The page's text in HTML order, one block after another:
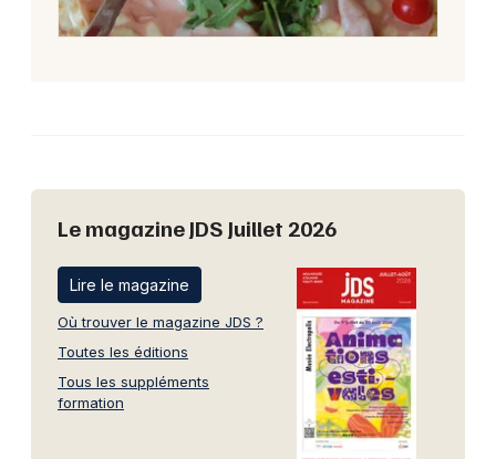
Le magazine JDS Juillet 2026
Lire le magazine
Où trouver le magazine JDS ?
Toutes les éditions
Tous les suppléments
formation